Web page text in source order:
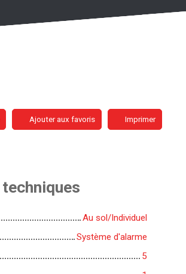
Ajouter aux favoris Imprimer
techniques
Au sol/Individuel
Système d'alarme
5